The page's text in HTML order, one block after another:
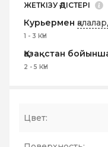
ЖЕТКІЗУ ӘДІСТЕРІ
Курьермен
1 - 3 КҮН
Қазақстан
2 - 5 КҮН
Цвет: